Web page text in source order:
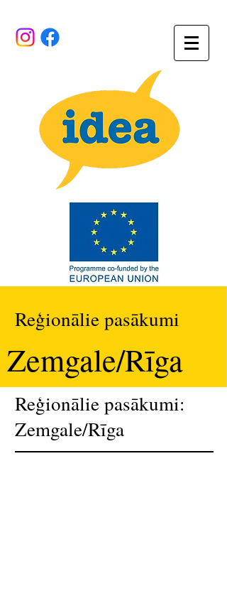
Reģionālie pasākumi
Zemgale/Rīga
Reģionālie pasākumi:
Zemgale/Rīga